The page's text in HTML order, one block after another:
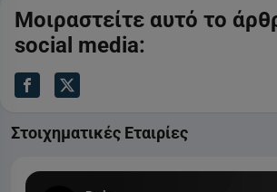
Μοιραστείτε αυτό το
social media:
Στοιχηματικές Εταιρίες